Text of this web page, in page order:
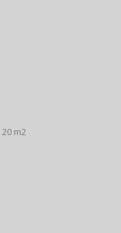
20 m2